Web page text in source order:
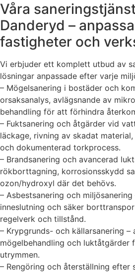
Våra
Danderyd –
fastigheter och
Vi erbjuder ett komplett utbud av
lösningar anpassade efter varje
– Mögelsanering i bostäder och
orsaksanalys, avlägsnande av
behandling för att förhindra
– Fuktsanering och åtgärder vid
läckage, rivning av skadat
och dokumenterad torkprocess.
– Brandsanering och avancerad
rökborttagning, korrosionsskydd
ozon/hydroxyl där det behövs.
– Asbestsanering och
inneslutning och säker
regelverk och tillstånd.
– Krypgrunds- och källarsanering –
mögelbehandling och luktåtgärder
utrymmen.
– Rengöring och återställning efter